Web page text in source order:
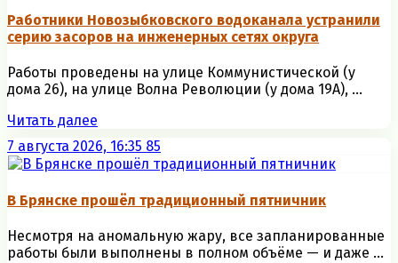
Работники Новозыбковского водоканала устранили
серию засоров на инженерных сетях округа
Работы проведены на улице Коммунистической (у
дома 26), на улице Волна Революции (у дома 19А), ...
Читать далее
7 августа 2026, 16:35 85
В Брянске прошёл традиционный пятничник
Несмотря на аномальную жару, все запланированные
работы были выполнены в полном объёме — и даже ...